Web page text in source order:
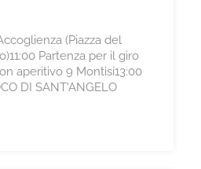
(Piazza del
Partenza per il giro
aperitivo 9 Montisi13:00
DI SANT'ANGELO